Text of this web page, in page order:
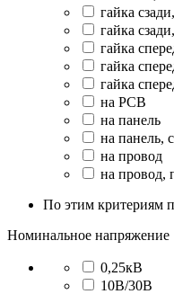
гайка
гайка
гайка
гайка
гайка
на PCB
на панель
на панель,
на провод
на провод,
По этим критериям
Номинальное напряжение
0,25кВ
10В/30В